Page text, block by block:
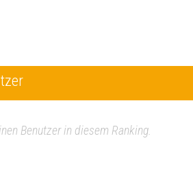
Benutzer in diesem Ranking.